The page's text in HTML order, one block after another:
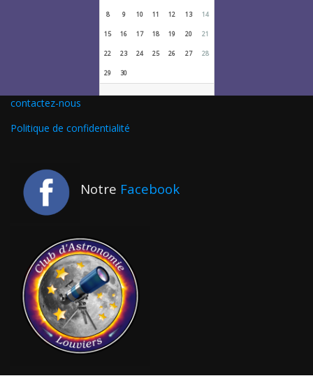
8 9 10 11 12 13 14
15 16 17 18 19 20 21
22 23 24 25 26 27 28
29 30
contactez-nous
Politique de confidentialité
Notre Facebook